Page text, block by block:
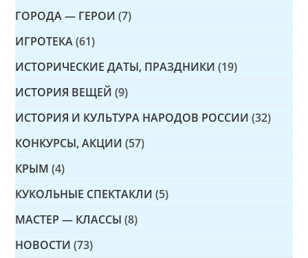
ГОРОДА — ГЕРОИ (7)
ИГРОТЕКА (61)
ИСТОРИЧЕСКИЕ ДАТЫ, ПРАЗДНИКИ (19)
ИСТОРИЯ ВЕЩЕЙ (9)
ИСТОРИЯ И КУЛЬТУРА НАРОДОВ РОССИИ (32)
КОНКУРСЫ, АКЦИИ (57)
КРЫМ (4)
КУКОЛЬНЫЕ СПЕКТАКЛИ (5)
МАСТЕР — КЛАССЫ (8)
НОВОСТИ (73)